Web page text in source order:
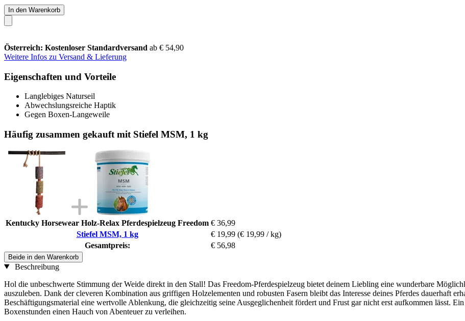
In den Warenkorb
Österreich: Kostenloser Standardversand ab € 54,90
Weitere Infos zu Versand & Lieferung
Eigenschaften und Vorteile
Langlebiges Naturseil
Abwechslungsreiche Haptik
Gegen Boxen-Langeweile
Häufig zusammen gekauft mit Stiefel MSM, 1 kg
Kentucky Horsewear Holz-Relax Pferdespielzeug Freedom € 36,99
Stiefel MSM, 1 kg
€ 19,99 (€ 19,99 / kg)
Gesamtpreis:
€ 56,98
Beide in den Warenkorb
Beschreibung
Hol die unbeschwerte Stimmung der Weide direkt in den Stall! Das Freedom-Pferdespielzeug bietet deinem Liebling eine wunderbare
auszuleben. Dank der cleveren Kombination aus griffigen Holzelementen und robusten Fasern bleibt das Interesse deines Pferdes dauerhaft
Beschäftigungsmaterial eine wertvolle Ablenkung, die gleichzeitig seine Ausgeglichenheit fördert und Frust gar nicht erst aufkommen lässt.
Boxenstunden einen Hauch von Abenteuer zu verleihen.